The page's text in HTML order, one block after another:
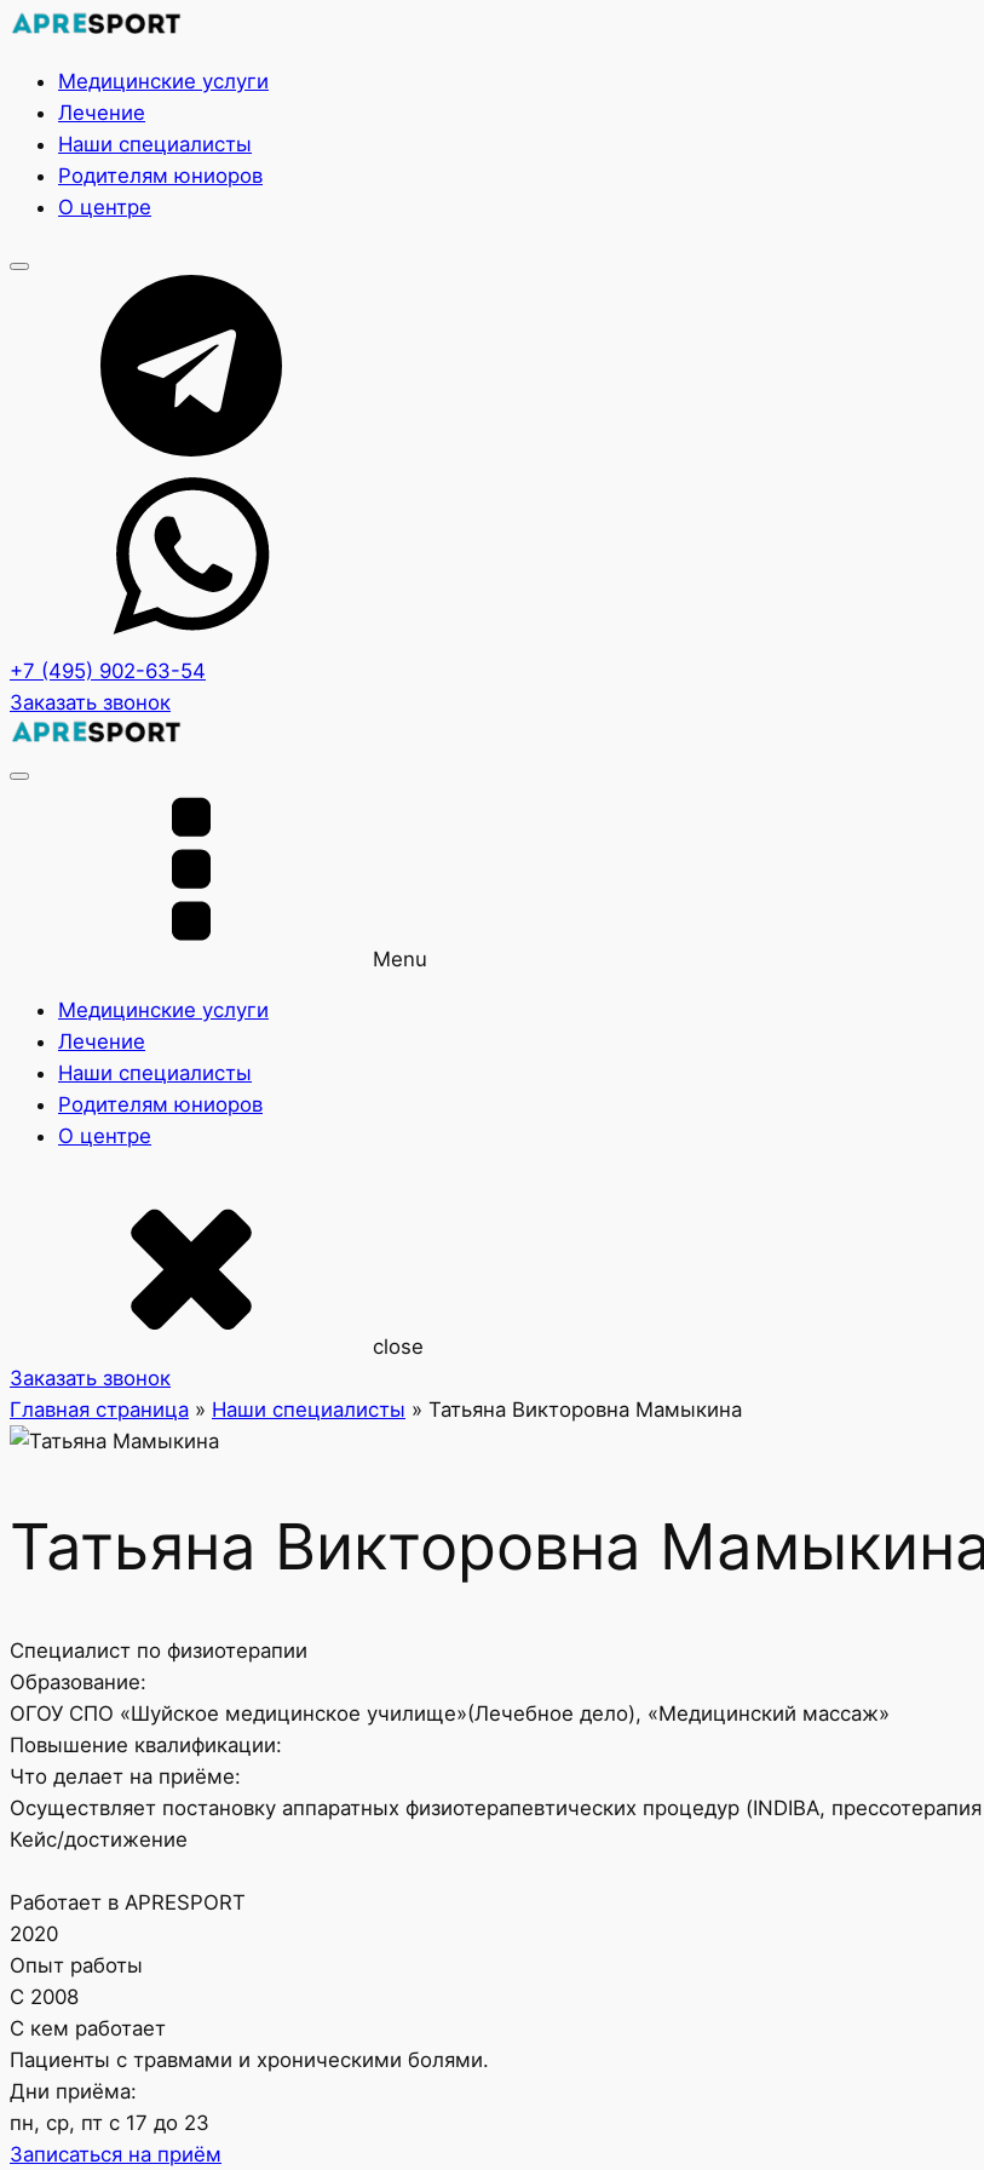
Медицинские услуги
Лечение
Наши специалисты
Родителям юниоров
О центре
+7 (495) 902-63-54
Заказать звонок
Menu
Медицинские услуги
Лечение
Наши специалисты
Родителям юниоров
О центре
close
Заказать звонок
Главная страница » Наши специалисты » Татьяна Викторовна Мамыкина
Татьяна Викторовна
Специалист по физиотерапии
Образование:
ОГОУ СПО «Шуйское медицинское училище»(Лечебное дело), «Медицинский массаж»
Повышение квалификации:
Что делает на приёме:
Осуществляет постановку аппаратных физиотерапевтических процедур (INDIBA,
Кейс/достижение
Работает в APRESPORT
2020
Опыт работы
C 2008
С кем работает
Пациенты с травмами и хроническими болями.
Дни приёма:
пн, ср, пт с 17 до 23
Записаться на приём